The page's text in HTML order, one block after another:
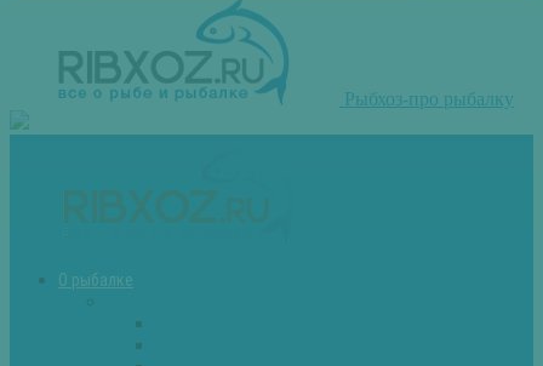
Рыбхоз-про рыбалку
О рыбалке